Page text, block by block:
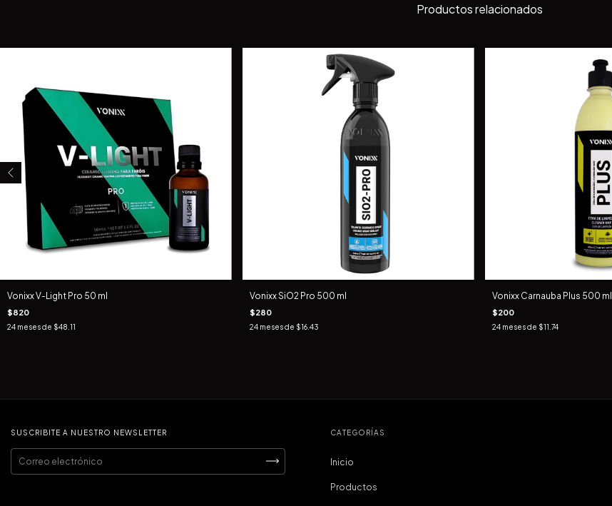
Productos relacionados
Vonixx V-Light Pro 50 ml
$820
24 meses de $48.11
Vonixx SiO2 Pro 500 ml
$280
24 meses de $16.43
Vonixx Carnauba Plus 500 ml
$200
24 meses de $11.74
SUSCRIBITE A NUESTRO NEWSLETTER CATEGORÍAS
Inicio
Productos